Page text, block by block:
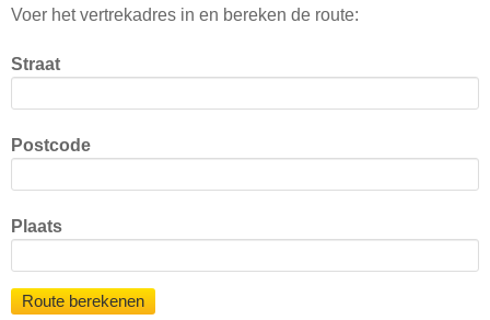
Voer het vertrekadres in en bereken de route:
Straat
Postcode
Plaats
Route berekenen